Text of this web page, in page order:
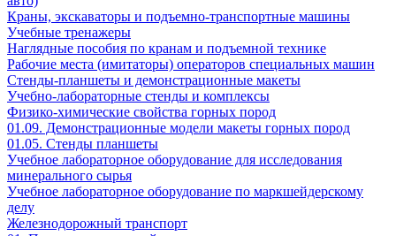
Краны, экскаваторы и подъемно-транспортные машины
Учебные тренажеры
Наглядные пособия по кранам и подъемной технике
Рабочие места (имитаторы) операторов специальных машин
Стенды-планшеты и демонстрационные макеты
Учебно-лабораторные стенды и комплексы
Физико-химические свойства горных пород
01.09. Демонстрационные модели макеты горных пород
01.05. Стенды планшеты
Учебное лабораторное оборудование для исследования
минерального сырья
Учебное лабораторное оборудование по маркшейдерскому
делу
Железнодорожный транспорт